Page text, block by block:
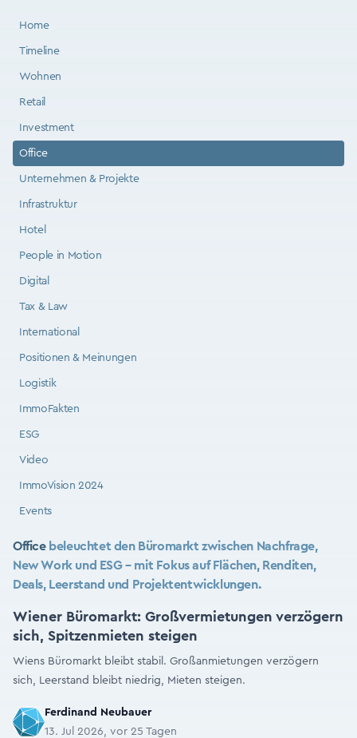
Home
Timeline
Wohnen
Retail
Investment
Office
Unternehmen & Projekte
Infrastruktur
Hotel
People in Motion
Digital
Tax & Law
International
Positionen & Meinungen
Logistik
ImmoFakten
ESG
Video
ImmoVision 2024
Events
Office beleuchtet den Büromarkt zwischen Nachfrage,
New Work und ESG – mit Fokus auf Flächen, Renditen,
Deals, Leerstand und Projektentwicklungen.
Wiener Büromarkt: Großvermietungen verzögern
sich, Spitzenmieten steigen
Wiens Büromarkt bleibt stabil. Großanmietungen verzögern
sich, Leerstand bleibt niedrig, Mieten steigen.
Ferdinand Neubauer
13. Jul 2026, vor 25 Tagen